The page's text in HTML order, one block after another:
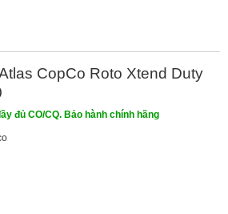
CopCo Roto Xtend Duty
đủ CO/CQ. Bảo hành chính hãng